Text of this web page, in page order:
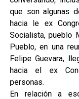
que son algunas
hacia le ex
Socialista, pueblo
Pueblo, en una
Felipe Guevara,
hacia el ex
personas.
En relación a